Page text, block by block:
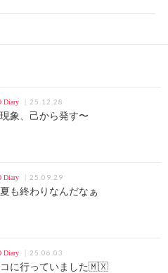
Diary 25.12.28
象、己から発す〜
Diary 25.09.29
も終わりなんだなぁ
Diary 25.06.03
コに行っていました🇲🇽